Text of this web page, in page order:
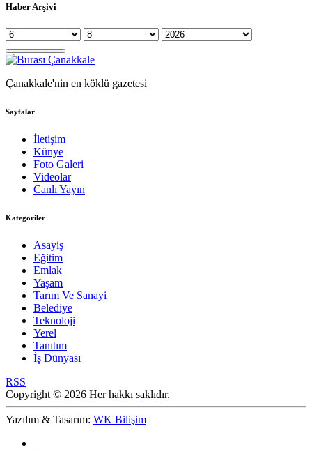
Haber Arşivi
Çanakkale'nin en köklü gazetesi
Sayfalar
İletişim
Künye
Foto Galeri
Videolar
Canlı Yayın
Kategoriler
Asayiş
Eğitim
Emlak
Yaşam
Tarım Ve Sanayi
Belediye
Teknoloji
Yerel
Tanıtım
İş Dünyası
RSS
Copyright © 2026 Her hakkı saklıdır.
Yazılım & Tasarım: WK Bilişim